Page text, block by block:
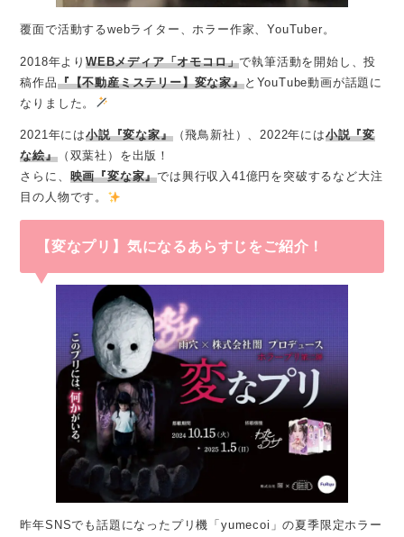
覆面で活動するwebライター、ホラー作家、YouTuber。
2018年より WEBメディア「オモコロ」で執筆活動を開始し、投
稿作品『【不動産ミステリー】変な家』とYouTube動画が話題に
なりました。
2021年には小説『変な家』（飛鳥新社）、2022年には小説『変
な絵』（双葉社）を出版！
さらに、 映画『変な家』では興行収入41億円を突破するなど大注
目の人物です。
【変なプリ】気になるあらすじをご紹介！
昨年SNSでも話題になったプリ機「yumecoi」の夏季限定ホラー